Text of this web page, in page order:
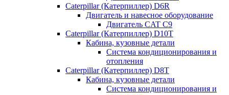
Caterpillar (Катерпиллер) D6R
Двигатель и навесное оборудование
Двигатель CAT C9
Caterpillar (Катерпиллер) D10T
Кабина, кузовные детали
Система кондиционирования и
отопления
Caterpillar (Катерпиллер) D8T
Кабина, кузовные детали
Система кондиционирования и